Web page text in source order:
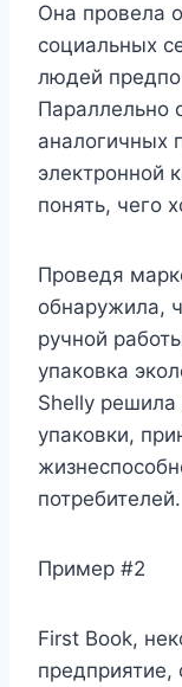
Она провела
социальных
людей
Параллельно
аналогичных
электронной
понять, чего
Проведя
обнаружила,
ручной
упаковка
Shelly решила
упаковки,
потребителей.
Пример #2
First Book,
предприятие,